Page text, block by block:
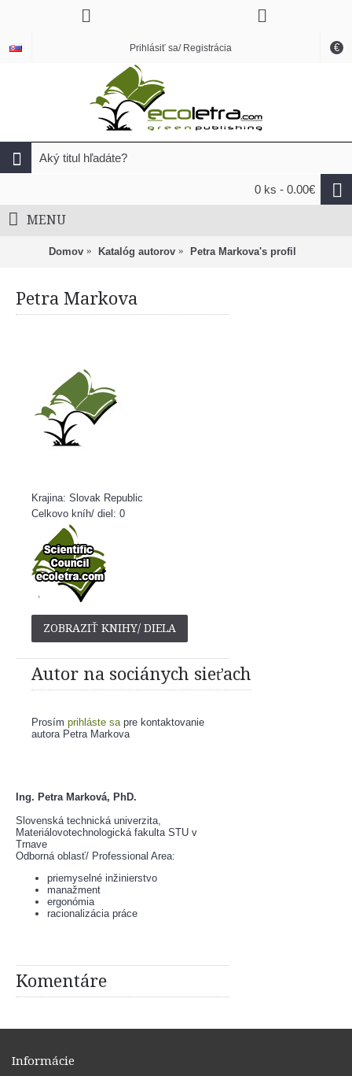
€
Prihlásiť sa/ Registrácia
0 ks - 0.00€
MENU
Domov Katalóg autorov Petra Markova's profil
Petra Markova
Krajina: Slovak Republic
Celkovo kníh/ diel: 0
ZOBRAZIŤ KNIHY/ DIELA
Autor na sociánych sieťach
Prosím prihláste sapre kontaktovanie
autora Petra Markova
Ing. Petra Marková, PhD.
Slovenská technická univerzita,
Materiálovotechnologická fakulta STU v
Trnave
Odborná oblasť/ Professional Area:
priemyselné inžinierstvo
manažment
ergonómia
racionalizácia práce
Komentáre
Informácie